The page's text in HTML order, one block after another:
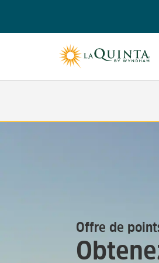
voyages Wyndham, puis accumulez
Offre de